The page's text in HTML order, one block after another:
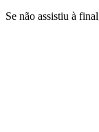
Se não assistiu à